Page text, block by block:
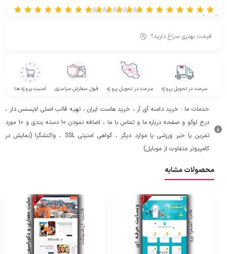
از 0 رای
قیمت بهتری سراغ دارید؟
سرعت در تحویل پروژه سرعت در تحویل پروژه قبول سفارش سراسری امنیت پروژه ها
خدمات ما : خرید دامنه آی آر ، خرید هاست ایران ، تهیه قالب اصلی لایسنس دار ،
درج لوگو و صفحه درباره ما و تماس با ما ، اضافه نمودن 10 دسته بندی و 10 مورد
تمرین یا خبر ورزشی یا موارد دیگر ، گواهی امنیتی SSL ، واکنشگرا (نمایش در
کامپیوتر متفاوت از موبایل)
محصولات مشابه